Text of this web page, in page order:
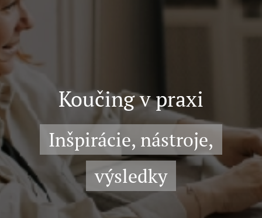
Koučing v praxi
Inšpirácie, nástroje,
výsledky